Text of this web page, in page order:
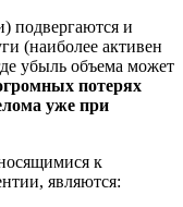
подвергаются и
(наиболее активен
убыль объема может
потерях
уже при
к
являются: